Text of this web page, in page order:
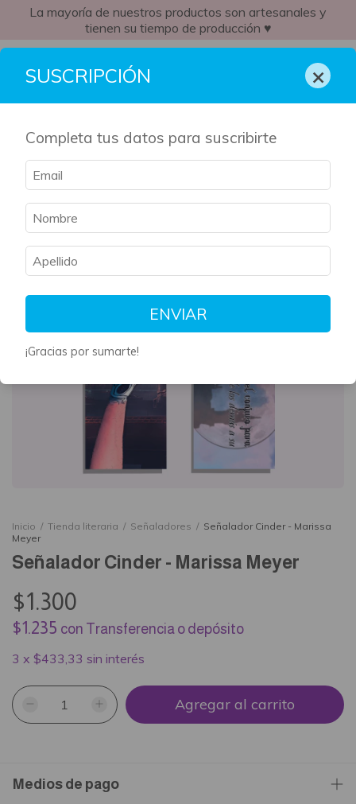
La mayoría de nuestros productos son artesanales y
tienen su tiempo de producción ♥
Inicio / Tienda literaria / Señaladores / Señalador Cinder - Marissa
Meyer
Señalador Cinder - Marissa Meyer
$1.300
$1.235 con Transferencia o depósito
3 x $433,33 sin interés
Medios de pago
SUSCRIPCIÓN ×
Completa tus datos para suscribirte
ENVIAR
¡Gracias por sumarte!